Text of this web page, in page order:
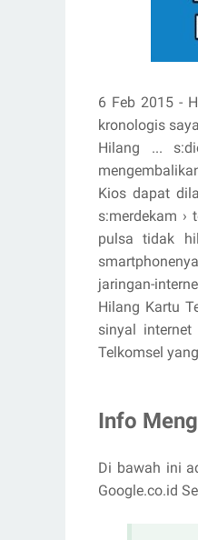
6 Feb 2015 -
kronologis
Hilang ...
Kios dapat
s:merdekam ›
pulsa tidak
jaringan-
Hilang Kartu
sinyal
Telkomsel
Info
Di bawah ini
Google.co.id